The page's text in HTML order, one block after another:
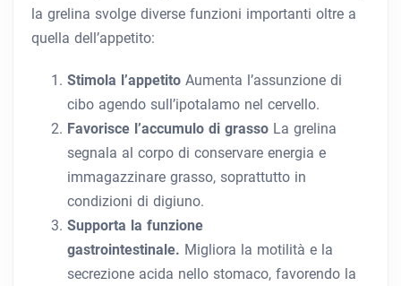
la grelina svolge diverse funzioni importanti oltre a
quella dell’appetito:
Stimola l’appetito Aumenta l’assunzione di
cibo agendo sull’ipotalamo nel cervello.
Favorisce l’accumulo di grasso La grelina
segnala al corpo di conservare energia e
immagazzinare grasso, soprattutto in
condizioni di digiuno.
Supporta la funzione
gastrointestinale. Migliora la motilità e la
secrezione acida nello stomaco, favorendo la